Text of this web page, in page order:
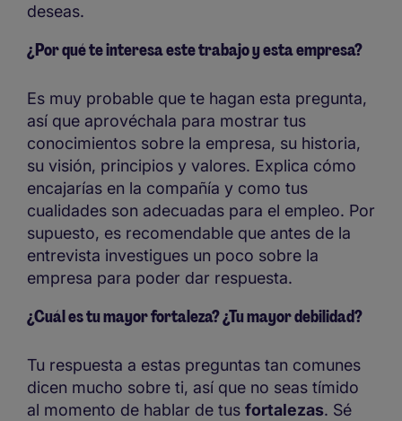
deseas.
¿Por qué te interesa este trabajo y esta empresa?
Es muy probable que te hagan esta pregunta,
así que aprovéchala para mostrar tus
conocimientos sobre la empresa, su historia,
su visión, principios y valores. Explica cómo
encajarías en la compañía y como tus
cualidades son adecuadas para el empleo. Por
supuesto, es recomendable que antes de la
entrevista investigues un poco sobre la
empresa para poder dar respuesta.
¿Cuál es tu mayor fortaleza? ¿Tu mayor debilidad?
Tu respuesta a estas preguntas tan comunes
dicen mucho sobre ti, así que no seas tímido
al momento de hablar de tus fortalezas. Sé